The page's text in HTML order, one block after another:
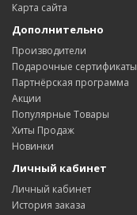
Карта сайта
Дополнительно
Производители
Подарочные сертификаты
Партнёрская программа
Акции
Популярные Товары
Хиты Продаж
Новинки
Личный кабинет
Личный кабинет
История заказа